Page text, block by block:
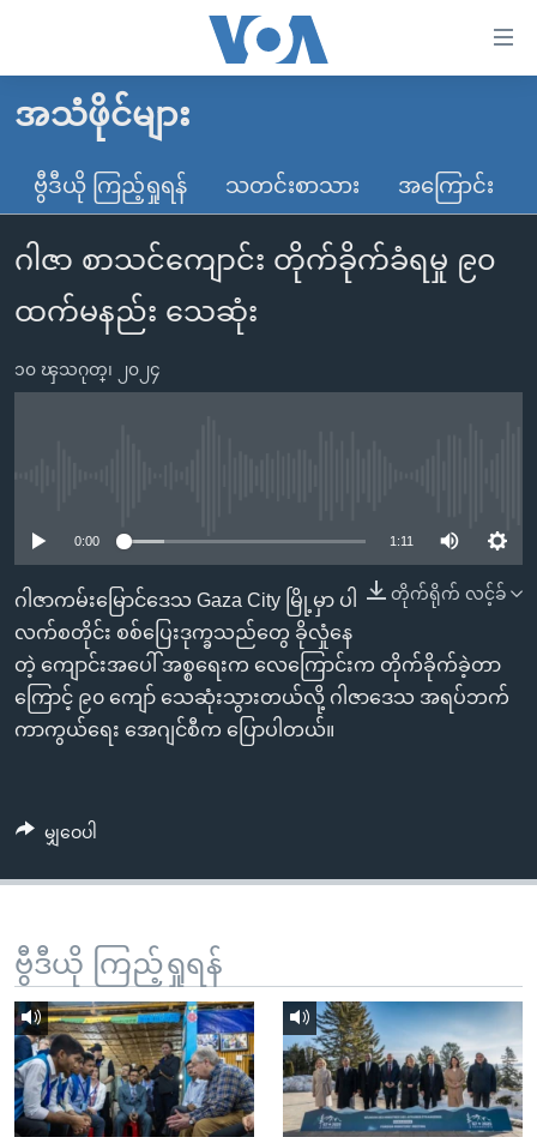
လွယ်ကူ
သည့်
Link
များ
ပင်မ
သို့
စာမျက်နှာ
သို့
ကျော်
ကြည့်
ရန်
နေရာ
မူလစာမျက်နှာ
မြန်မာ
ကမ္ဘာ့သတင်းများ
နိုင်ငံတကာ
အမေရိကန်
အစ္စရေး-ပါလက်စတိုင်း
ဗွီဒီယို
သတင်းလွတ်လပ်ခွင့်
ရပ်ဝန်းတခု လမ်းတခု အလွန်
အင်္ဂလိပ်စာလေ့လာမယ်
ဗွီအိုအေ လူမှုကွန်ယက်များ
အသံဖိုင်များ
ဗွီဒီယို ကြည့်ရှုရန် သတင်းစာသား အကြောင်း
ဂါဇာ စာသင်ကျောင်း တိုက်ခိုက်ခံရမှု ၉၀
ထက်မနည်း သေဆုံး
၁၀ ၾသဂုတ္၊ ၂၀၂၄
0:00 1:11
တိုက်ရိုက် လင့်ခ်
ဂါဇာကမ်းမြောင်ဒေသ Gaza City မြို့မှာ ပါ
လက်စတိုင်း စစ်ပြေးဒုက္ခသည်တွေ ခိုလှုံနေ
တဲ့ ကျောင်းအပေါ် အစ္စရေးက လေကြောင်းက တိုက်ခိုက်ခဲ့တာ
ကြောင့် ၉၀ ကျော် သေဆုံးသွားတယ်လို့ ဂါဇာဒေသ အရပ်ဘက်
ကာကွယ်ရေး အေဂျင်စီက ပြောပါတယ်။
မျှဝေပါ
ဗွီဒီယို ကြည့်ရှုရန်